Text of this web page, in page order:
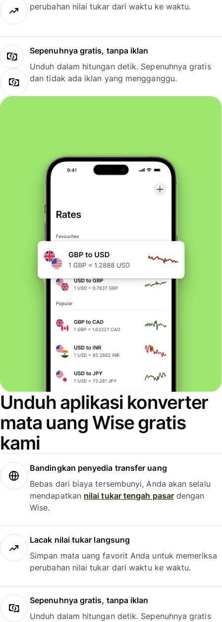
perubahan nilai tukar dari waktu ke waktu.
Sepenuhnya gratis, tanpa iklan
Unduh dalam hitungan detik. Sepenuhnya gratis
dan tidak ada iklan yang mengganggu.
Unduh aplikasi konverter
mata uang Wise gratis
kami
Bandingkan penyedia transfer uang
Bebas dari biaya tersembunyi, Anda akan selalu
mendapatkan nilai tukar tengah pasardengan
Wise.
Lacak nilai tukar langsung
Simpan mata uang favorit Anda untuk memeriksa
perubahan nilai tukar dari waktu ke waktu.
Sepenuhnya gratis, tanpa iklan
Unduh dalam hitungan detik. Sepenuhnya gratis